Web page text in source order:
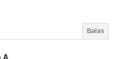
Balas